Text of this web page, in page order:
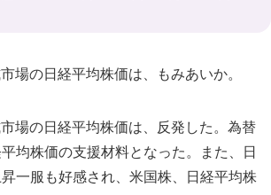
場の日経平均株価は、もみあいか。
場の日経平均株価は、反発した。為替
均株価の支援材料となった。また、日
一服も好感され、米国株、日経平均株